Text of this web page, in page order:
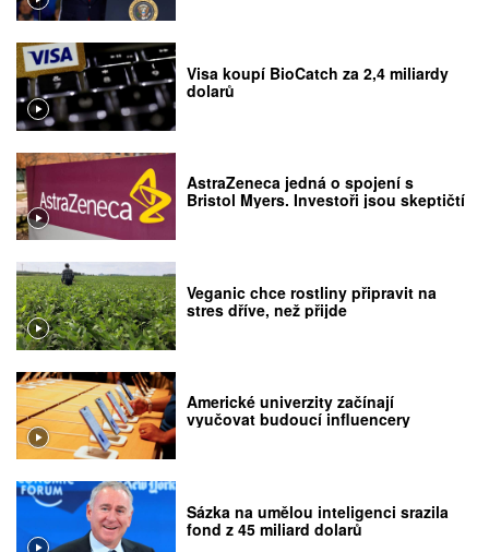
Visa koupí BioCatch za 2,4 miliardy
dolarů
AstraZeneca jedná o spojení s
Bristol Myers. Investoři jsou skeptičtí
Veganic chce rostliny připravit na
stres dříve, než přijde
Americké univerzity začínají
vyučovat budoucí influencery
Sázka na umělou inteligenci srazila
fond z 45 miliard dolarů